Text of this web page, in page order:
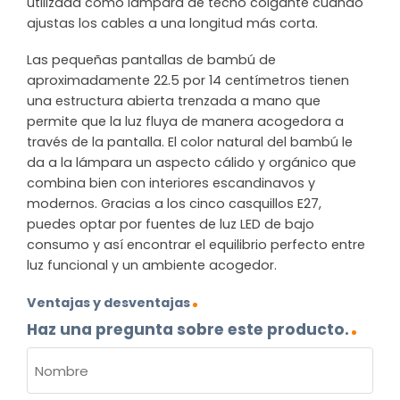
ajustas los cables a una longitud más corta.
Las pequeñas pantallas de bambú de
aproximadamente 22.5 por 14 centímetros tienen
una estructura abierta trenzada a mano que
permite que la luz fluya de manera acogedora a
través de la pantalla. El color natural del bambú le
da a la lámpara un aspecto cálido y orgánico que
combina bien con interiores escandinavos y
modernos. Gracias a los cinco casquillos E27,
puedes optar por fuentes de luz LED de bajo
consumo y así encontrar el equilibrio perfecto entre
luz funcional y un ambiente acogedor.
Ventajas y desventajas
Haz una pregunta sobre este producto.
(OBLIGATORIO)